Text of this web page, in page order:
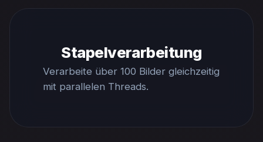
Stapelverarbeitung
Verarbeite über 100 Bilder gleichzeitig
mit parallelen Threads.